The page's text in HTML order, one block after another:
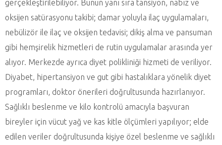
gerçekleştirilebiliyor. Bunun yanı sıra tansiyon, nabız ve
oksijen satürasyonu takibi; damar yoluyla ilaç uygulamaları,
nebülizör ile ilaç ve oksijen tedavisi; dikiş alma ve pansuman
gibi hemşirelik hizmetleri de rutin uygulamalar arasında yer
alıyor. Merkezde ayrıca diyet polikliniği hizmeti de veriliyor.
Diyabet, hipertansiyon ve gut gibi hastalıklara yönelik diyet
programları, doktor önerileri doğrultusunda hazırlanıyor.
Sağlıklı beslenme ve kilo kontrolü amacıyla başvuran
bireyler için vücut yağ ve kas kitle ölçümleri yapılıyor; elde
edilen veriler doğrultusunda kişiye özel beslenme ve sağlıklı